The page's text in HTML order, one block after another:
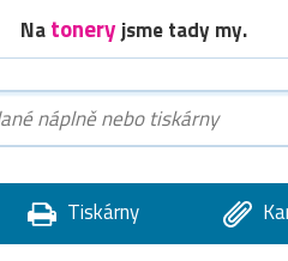
Natoneryjsme tady my.
Tiskárny